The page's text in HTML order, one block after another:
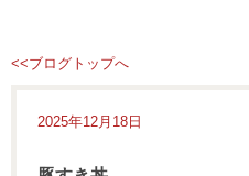
<<ブログトップへ
2025年12月18日